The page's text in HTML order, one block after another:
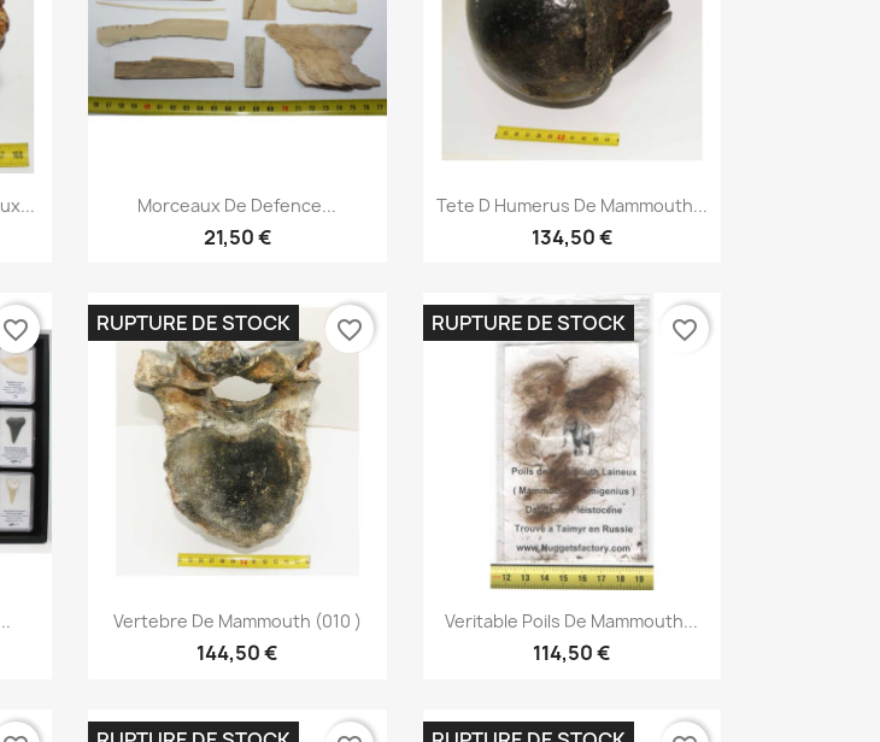
Aperçu rapide
Morceaux De Defence...
21,50 €
Aperçu rapide
Tete D Humerus De Mammouth...
134,50 €
favorite_border
Aperçu rapide
Vertebre De Mammouth (010 )
144,50 €
RUPTURE DE STOCK favorite_border
 Aperçu rapide
Veritable Poils De Mammouth...
114,50 €
RUPTURE DE STOCK favorite_border